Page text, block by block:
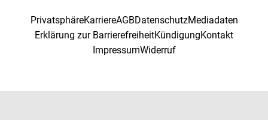
PrivatsphäreKarriereAGBDatenschutzMediadaten
Erklärung zur BarrierefreiheitKündigungKontakt
ImpressumWiderruf